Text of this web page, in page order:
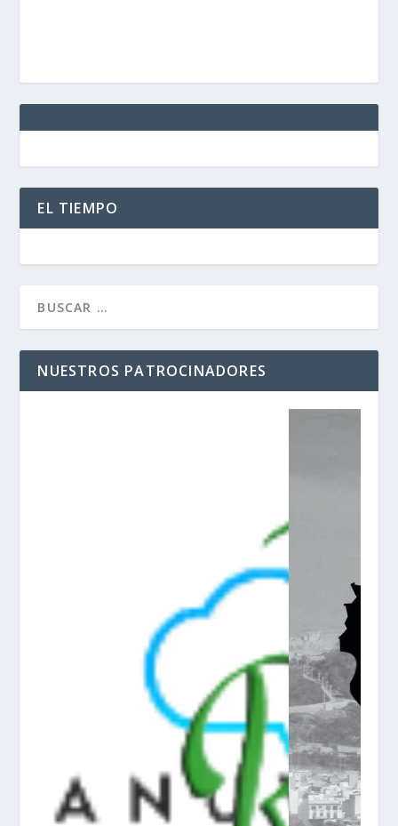
EL TIEMPO
NUESTROS PATROCINADORES